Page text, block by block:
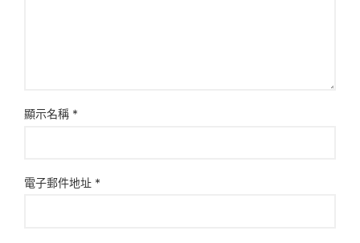
顯示名稱 *
電子郵件地址 *